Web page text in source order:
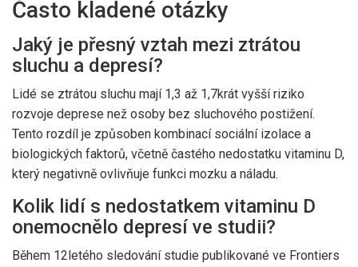
Často kladené otázky
Jaký je přesný vztah mezi ztrátou
sluchu a depresí?
Lidé se ztrátou sluchu mají 1,3 až 1,7krát vyšší riziko
rozvoje deprese než osoby bez sluchového postižení.
Tento rozdíl je způsoben kombinací sociální izolace a
biologických faktorů, včetně častého nedostatku vitaminu D,
který negativně ovlivňuje funkci mozku a náladu.
Kolik lidí s nedostatkem vitaminu D
onemocnělo depresí ve studii?
Během 12letého sledování studie publikované ve Frontiers